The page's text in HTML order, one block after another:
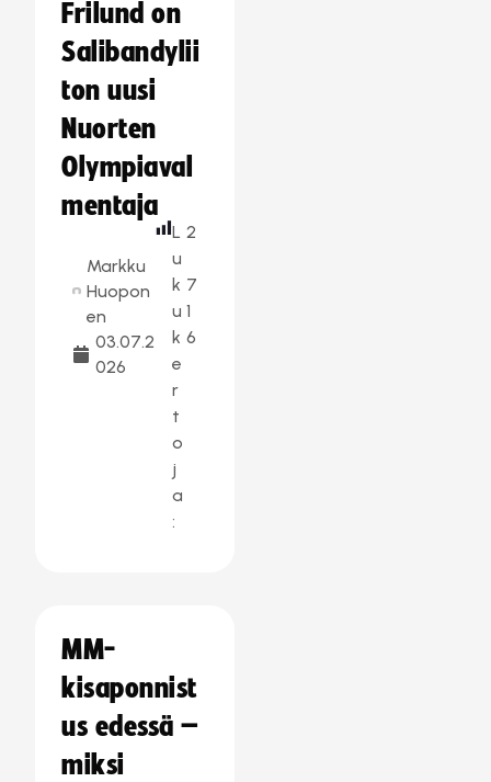
Frilund on
Salibandylii
ton uusi
Nuorten
Olympiaval
mentaja
Markku
Huopon
en
03.07.2
026
L
u
k
u
k
e
r
t
o
j
a
:
2
7
1
6
MM-
kisaponnist
us edessä –
miksi